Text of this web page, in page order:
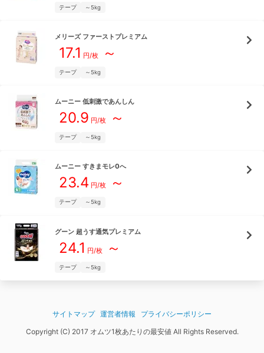
テープ ～5kg
メリーズ ファーストプレミアム
17.1 円/枚～
テープ ～5kg
ムーニー 低刺激であんしん
20.9 円/枚～
テープ ～5kg
ムーニー すきまモレ0へ
23.4 円/枚～
テープ ～5kg
グーン 超うす通気プレミアム
24.1 円/枚～
テープ ～5kg
サイトマップ 運営者情報
プライバシーポリシー
Copyright (C) 2017 オムツ1枚あたりの最安値 All Rights Reserved.